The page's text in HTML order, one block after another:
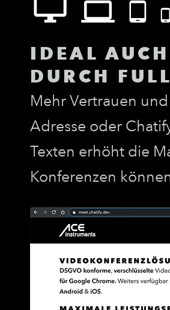
IDEAL
DURCH
Mehr Vertrauen
Adresse oder
Texten erhöht die
Konferenzen